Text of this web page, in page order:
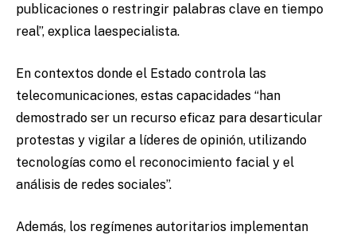
publicaciones o restringir palabras clave en tiempo
real”, explica laespecialista.
En contextos donde el Estado controla las
telecomunicaciones, estas capacidades “han
demostrado ser un recurso eficaz para desarticular
protestas y vigilar a líderes de opinión, utilizando
tecnologías como el reconocimiento facial y el
análisis de redes sociales”.
Además, los regímenes autoritarios implementan